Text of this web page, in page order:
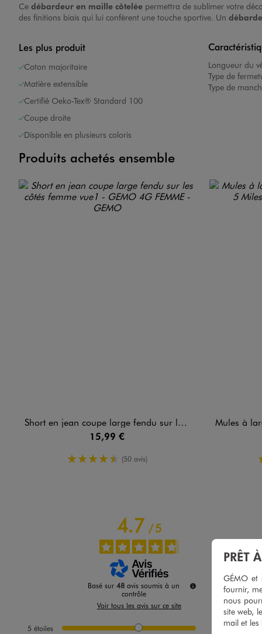
Ce débardeur en maille côtelée permettra de sublimer votre
des finitions biais qui lui confèrent une touche sportive. Un
Les plus produit
Coton majoritaire
Matière extensible
Certifié Oeko-Tex® Standard 100
Coupe droite
Disponible en plusieurs coloris
Longueur du
Type de
Type de
Produits achetés ensemble
Short en jean coupe large fendu sur les côtés femme
15,99 €
4.5/5 de moyenne
(50 avis)
Mules à
4.7/5
Basé sur48 avis soumis à un
contrôle
Voir tous les avis sur ce site
5 étoiles
37
PRÊT
GÉMO et
fournir,
nous
site web,
mail et les